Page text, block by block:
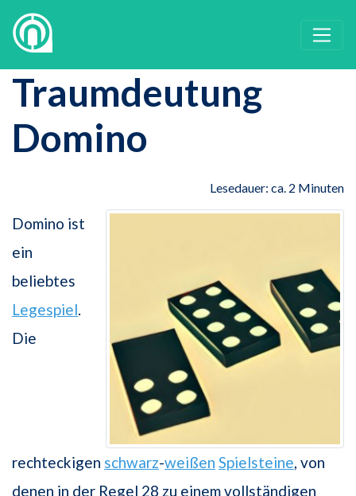
Traumdeutung
Domino
Lesedauer: ca. 2 Minuten
Domino ist
ein
beliebtes
Legespiel.
Die
rechteckigen schwarz-weißen Spielsteine, von
denen in der Regel 28 zu einem vollständigen